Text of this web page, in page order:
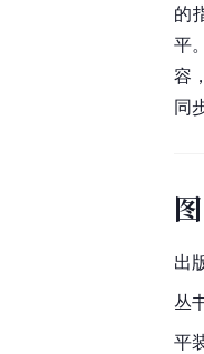
的
平
容
同
出
丛
平